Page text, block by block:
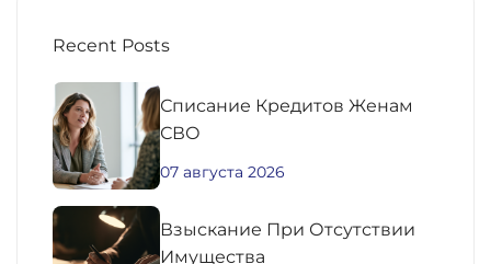
Recent Posts
Списание Кредитов Женам
СВО
07 августа 2026
Взыскание При Отсутствии
Имущества